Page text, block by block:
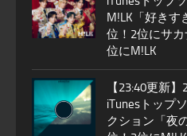
M!LK「好きす
位！2位にサ
位にM!LK
【23:40更新
iTunesトップ
クション「夜